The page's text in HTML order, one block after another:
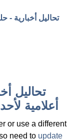
تحاليل أخبارية - حلقة 9 مارس, بمناسبة عيد
أعلامية
or use a different
need to update